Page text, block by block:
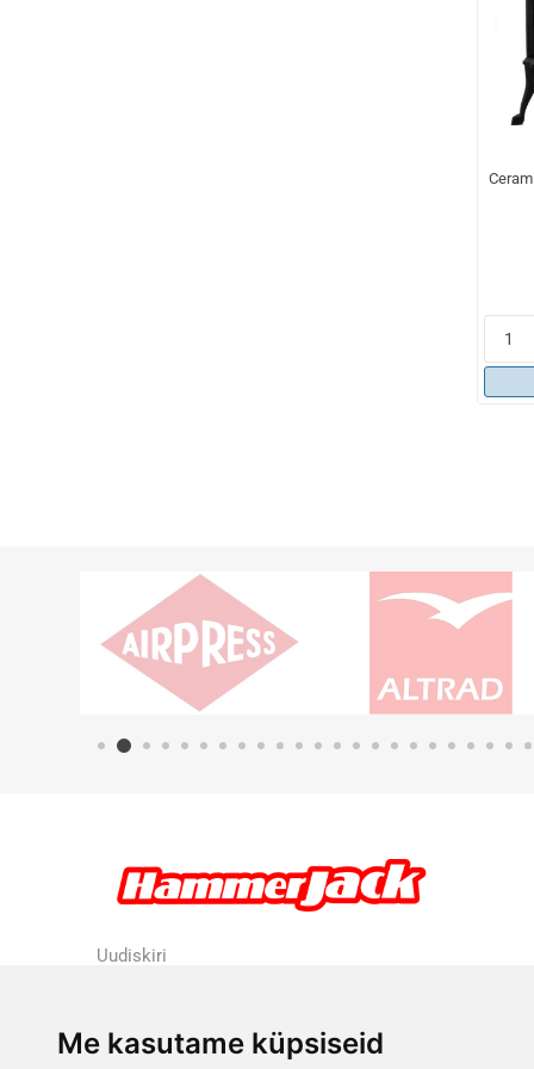
Me kasutame küpsiseid
Uudiskiri
Liitu uudiskirjaga Tühista